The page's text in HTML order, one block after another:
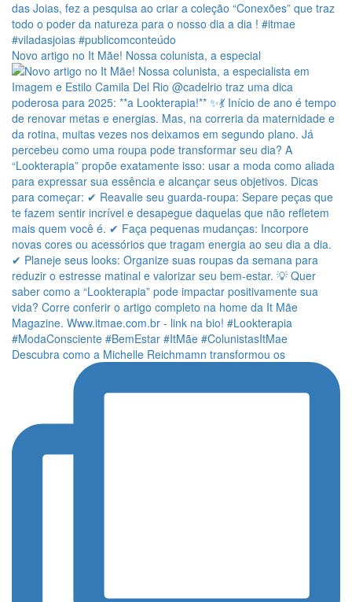
Novo artigo no It Mãe! Nossa colunista, a especial
Descubra como a Michelle Reichmamn transformou os